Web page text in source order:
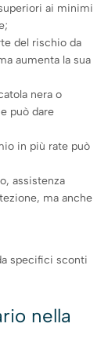
ai minimi
del rischio da
aumenta la sua
nera o
può dare
in più rate può
assistenza
ma anche
specifici sconti
nella